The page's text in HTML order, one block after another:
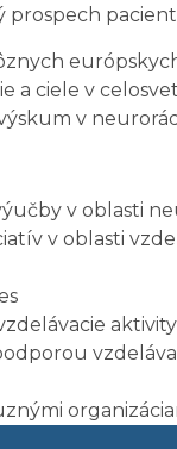
prospech
a ciele v
v
v oblasti
v oblasti
aktivity